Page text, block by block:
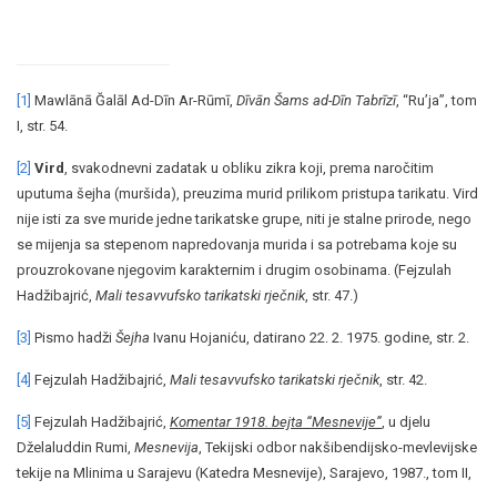
[1] Mawlānā Ğalāl Ad-Dīn Ar-Rūmī, Dīvān Šams ad-Dīn Tabrīzī, “Ru’ja”, tom
I, str. 54.
[2] Vird , svakodnevni zadatak u obliku zikra koji, prema naročitim
uputuma šejha (muršida), preuzima murid prilikom pristupa tarikatu. Vird
nije isti za sve muride jedne tarikatske grupe, niti je stalne prirode, nego
se mijenja sa stepenom napredovanja murida i sa potrebama koje su
prouzrokovane njegovim karakternim i drugim osobinama. (Fejzulah
Hadžibajrić, Mali tesavvufsko tarikatski rječnik, str. 47.)
[3] Pismo hadži Šejha Ivanu Hojaniću, datirano 22. 2. 1975. godine, str. 2.
[4] Fejzulah Hadžibajrić, Mali tesavvufsko tarikatski rječnik, str. 42.
[5] Fejzulah Hadžibajrić, Komentar 1918. bejta “Mesnevije” , u djelu
Dželaluddin Rumi, Mesnevija , Tekijski odbor nakšibendijsko-mevlevijske
tekije na Mlinima u Sarajevu (Katedra Mesnevije), Sarajevo, 1987., tom II,